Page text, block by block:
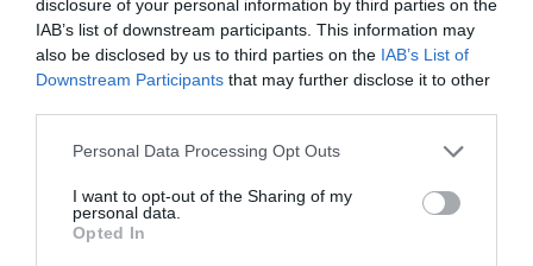
disclosure of your personal information by third parties on the
IAB’s list of downstream participants. This information may
also be disclosed by us to third parties on the IAB’s List of
Downstream Participants that may further disclose it to other
Personal Data Processing Opt Outs
I want to opt-out of the Sharing of my
personal data.
Opted In
Tillbehör och liknande:
RECEPT